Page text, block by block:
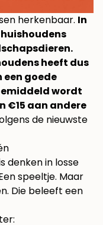
herkenbaar. In
heeft dus
een goede
wordt
€15 aan andere
de nieuwste
denken in losse
speeltje. Maar
Die beleeft een